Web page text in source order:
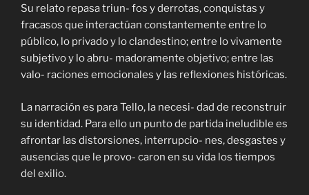
Su relato repasa triun- fos y derrotas, conquistas y
fracasos que interactúan constantemente entre lo
público, lo privado y lo clandestino; entre lo vivamente
subjetivo y lo abru- madoramente objetivo; entre las
valo- raciones emocionales y las reflexiones históricas.
La narración es para Tello, la necesi- dad de reconstruir
su identidad. Para ello un punto de partida ineludible es
afrontar las distorsiones, interrupcio- nes, desgastes y
ausencias que le provo- caron en su vida los tiempos
del exilio.